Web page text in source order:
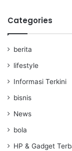
Categories
berita
lifestyle
Informasi Terkini
bisnis
News
bola
HP & Gadget